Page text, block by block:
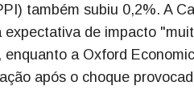
também subiu 0,2%. A
expectativa de impacto
enquanto a Oxford
após o choque